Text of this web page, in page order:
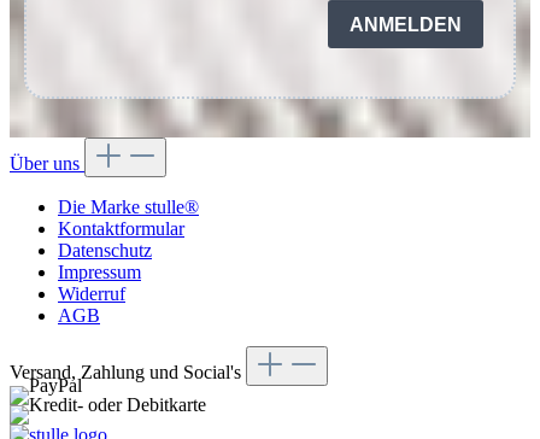
ANMELDEN
Über uns
Die Marke stulle®
Kontaktformular
Datenschutz
Impressum
Widerruf
AGB
Versand, Zahlung und Social's